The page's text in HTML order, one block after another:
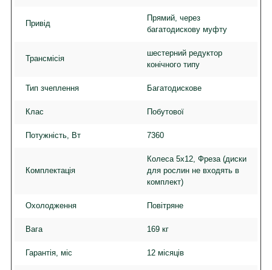
Привід
Прямий, через
багатодискову муфту
Трансмісія
шестерний редуктор
конічного типу
Тип зчеплення Багатодискове
Клас Побутової
Потужність, Вт 7360
Комплектація
Колеса 5х12, Фреза (диски
для рослин не входять в
комплект)
Охолодження Повітряне
Вага 169 кг
Гарантія, міс 12 місяців